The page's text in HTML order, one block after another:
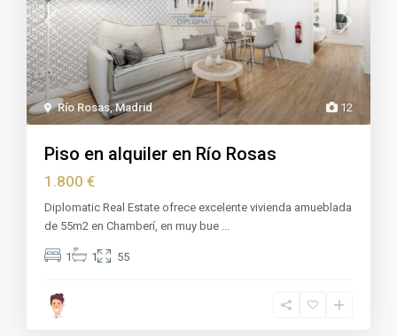
12
Río Rosas,Madrid
Piso en alquiler en Río Rosas
1.800 €
Diplomatic Real Estate ofrece excelente vivienda amueblada
de 55m2 en Chamberí, en muy bue
1 1 55